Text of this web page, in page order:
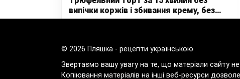
випічки коржів і збивання крему, без
сметани, вершків і йогурту. Дуже
© 2026 Пляшка - рецепти українською
Звертаємо вашу увагу на те, що матеріали сайту
Копіювання матеріалів на інші веб-ресурси